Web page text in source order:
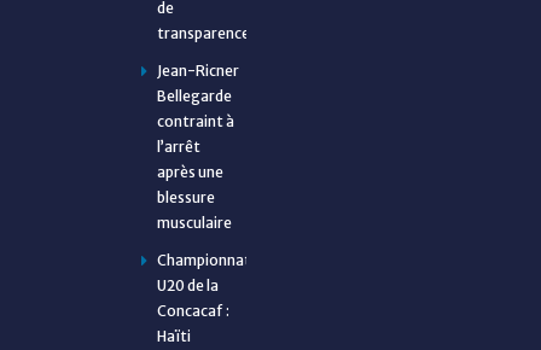
de
transparence
Jean-Ricner
Bellegarde
contraint à
l’arrêt
après une
blessure
musculaire
Championnat
U20 de la
Concacaf :
Haïti